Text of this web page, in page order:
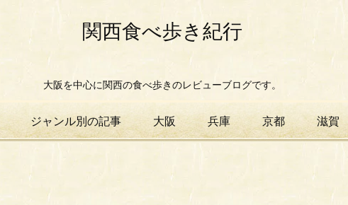
関西食べ歩き紀行
大阪を中心に関西の食べ歩きのレビューブログです。
ジャンル別の記事 大阪 兵庫 京都 滋賀